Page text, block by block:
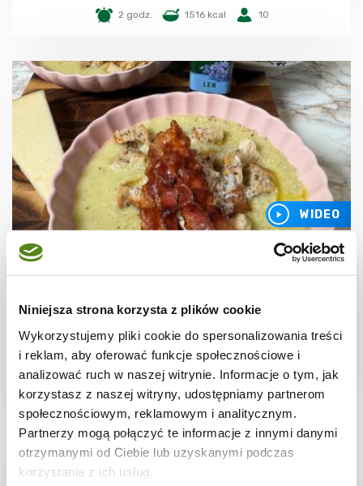
Niniejsza strona korzysta z plików cookie
Wykorzystujemy pliki cookie do spersonalizowania treści
i reklam, aby oferować funkcje społecznościowe i
analizować ruch w naszej witrynie. Informacje o tym, jak
korzystasz z naszej witryny, udostępniamy partnerom
społecznościowym, reklamowym i analitycznym.
Partnerzy mogą połączyć te informacje z innymi danymi
otrzymanymi od Ciebie lub uzyskanymi podczas
korzystania z ich usług.
2 godz. 1516 kcal 10
WIDEO
30 min. 2251 kcal 6